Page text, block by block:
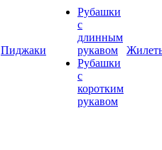
Пиджаки
Рубашки
с
длинным
рукавом
Рубашки
с
коротким
рукавом